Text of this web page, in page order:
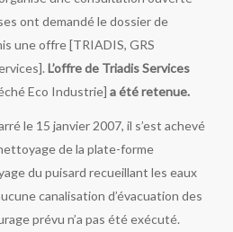
ont demandé le dossier de
une offre [TRIADIS, GRS
L’offre de Triadis Services
Eco Industrie] a été retenue.
le 15 janvier 2007, il s’est achevé
de la plate-forme
du puisard recueillant les eaux
canalisation d’évacuation des
prévu n’a pas été exécuté.